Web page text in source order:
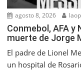
agosto 8, 2026
Conmebol, AFA y
muerte de Jorge
El padre de Lionel
un hospital de